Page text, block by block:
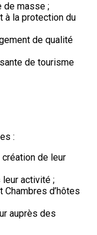
de masse ;
à la protection du
de qualité
de tourisme
:
de leur
activité ;
d’hôtes
auprès des